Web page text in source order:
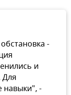
-
и
Для
навыки", -